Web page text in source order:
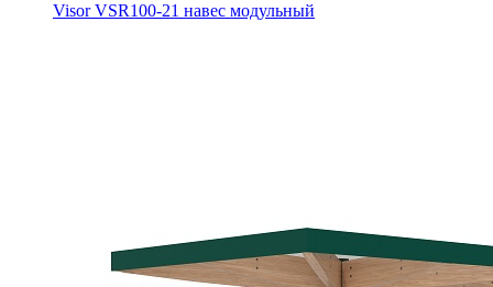
Visor VSR100-21 навес модульный